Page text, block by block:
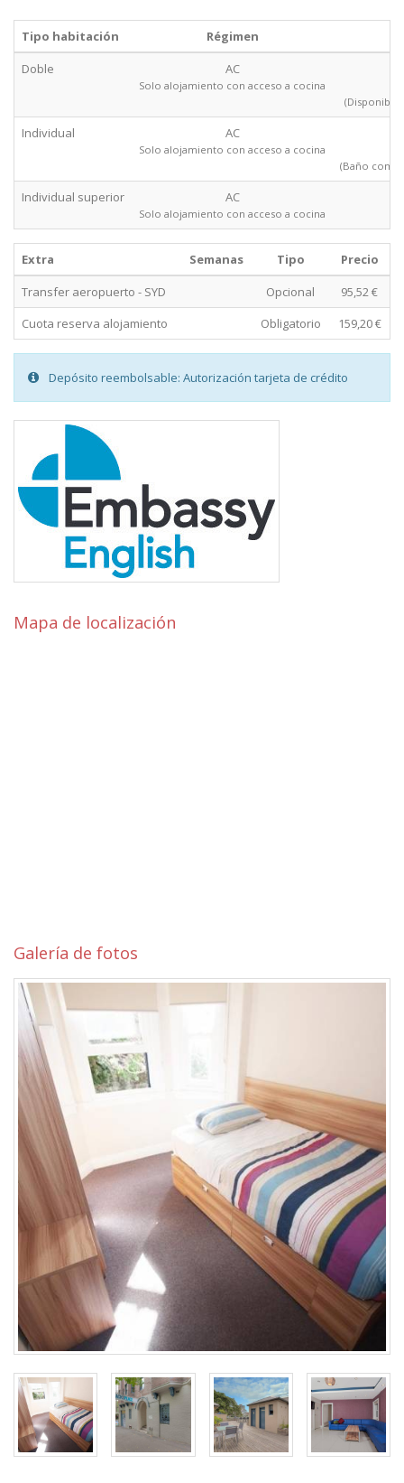
Tipo habitación Régimen
Doble
AC
Solo alojamiento con acceso a cocina
(Disponible
Individual AC
Solo alojamiento con acceso a cocina
(Baño
Individual superior AC
Solo alojamiento con acceso a cocina
Extra Semanas Tipo
Precio
Transfer aeropuerto - SYD
Opcional
95,52 €
Cuota reserva alojamiento
Obligatorio 159,20 €
Depósito reembolsable: Autorización tarjeta de crédito
Mapa de localización
Galería de fotos